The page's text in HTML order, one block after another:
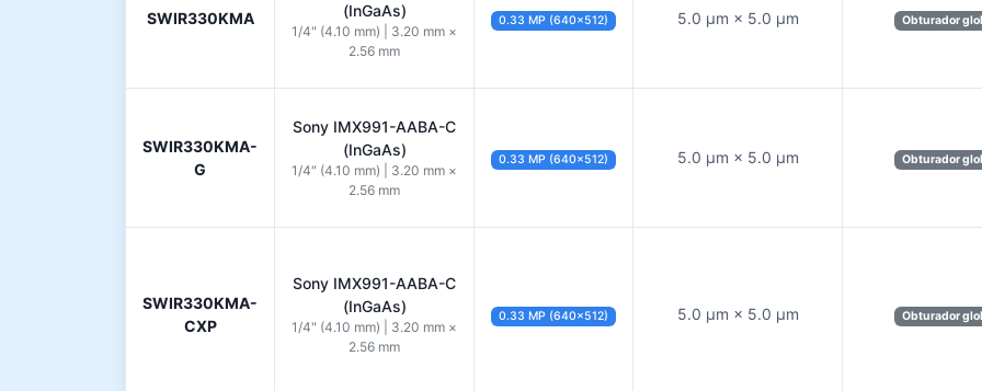
SWIR330KMA
(InGaAs)
1/4" (4.10 mm) | 3.20 mm ×
2.56 mm
0.33 MP (640×512) 5.0 µm × 5.0 µm Obturador
SWIR330KMA-
G
Sony IMX991-AABA-C
(InGaAs)
1/4" (4.10 mm) | 3.20 mm ×
2.56 mm
0.33 MP (640×512) 5.0 µm × 5.0 µm Obturador
SWIR330KMA-
CXP
Sony IMX991-AABA-C
(InGaAs)
1/4" (4.10 mm) | 3.20 mm ×
2.56 mm
0.33 MP (640×512) 5.0 µm × 5.0 µm Obturador